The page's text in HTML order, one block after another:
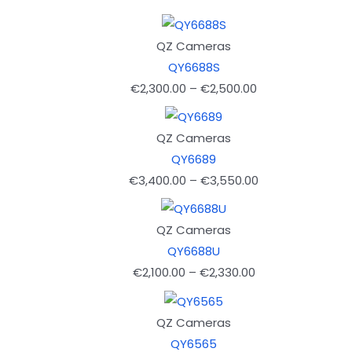
QZ Cameras
QY6688S
€2,300.00 – €2,500.00
€2,500.00
QZ Cameras
QY6689
€3,400.00 – €3,550.00
QZ Cameras
QY6688U
€2,100.00 – €2,330.00Price
QZ Cameras
QY6565